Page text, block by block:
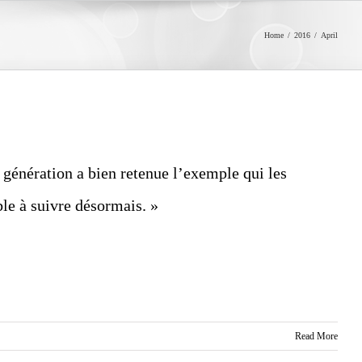
Home / 2016 / April
a bien retenue l’exemple qui les
à suivre désormais. »
Read More